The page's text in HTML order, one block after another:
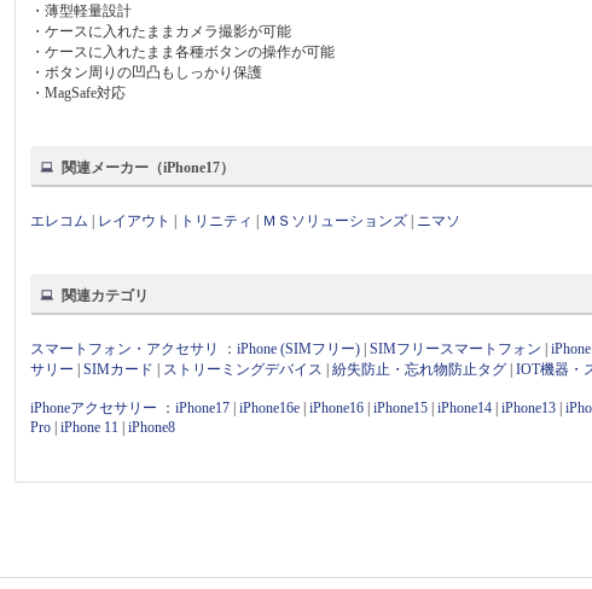
・薄型軽量設計
・ケースに入れたままカメラ撮影が可能
・ケースに入れたまま各種ボタンの操作が可能
・ボタン周りの凹凸もしっかり保護
・MagSafe対応
関連メーカー（iPhone17）
エレコム レイアウト トリニティ ＭＳソリューションズ ニマソ
関連カテゴリ
スマートフォン・アクセサリ ：iPhone (SIMフリー) |SIMフリースマートフォン |
サリー |SIMカード ストリーミングデバイス |紛失防止・忘れ物防止タグ |IOT機器・
iPhoneアクセサリー ：iPhone17 |iPhone16e |iPhone16 |iPhone15 |iPhone14 |iPhone13 |
Pro |iPhone 11 |iPhone8